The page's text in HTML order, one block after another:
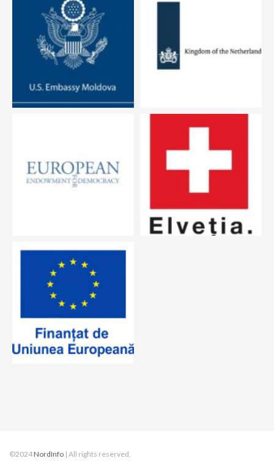
©2024 NordInfo | All rights reserved.